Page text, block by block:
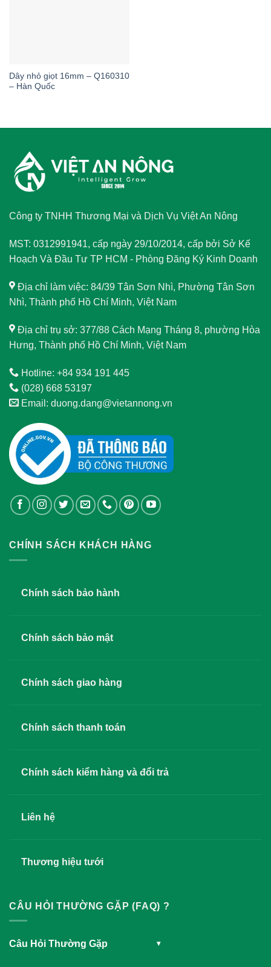
Dây nhỏ giọt 16mm – Q160310
– Hàn Quốc
Công ty TNHH Thương Mại và Dịch Vụ Việt An Nông
MST: 0312991941, cấp ngày 29/10/2014, cấp bởi Sở Kế
Hoạch Và Đầu Tư TP HCM - Phòng Đăng Ký Kinh Doanh
Địa chỉ làm việc: 84/39 Tân Sơn Nhì, Phường Tân Sơn
Nhì, Thành phố Hồ Chí Minh, Việt Nam
Địa chỉ trụ sở: 377/88 Cách Mạng Tháng 8, phường Hòa
Hưng, Thành phố Hồ Chí Minh, Việt Nam
Hotline: +84 934 191 445
(028) 668 53197
Email: duong.dang@vietannong.vn
CHÍNH SÁCH KHÁCH HÀNG
Chính sách bảo hành
Chính sách bảo mật
Chính sách giao hàng
Chính sách thanh toán
Chính sách kiểm hàng và đổi trả
Liên hệ
Thương hiệu tưới
CÂU HỎI THƯỜNG GẶP (FAQ) ?
Câu Hỏi Thường Gặp ▾